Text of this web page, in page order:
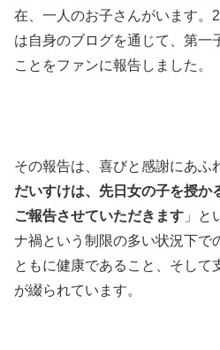
在、一人のお子さんがいます。
は自身のブログを通じて、第一
ことをファンに報告しました。
その報告は、喜びと感謝にあふ
だいすけは、先日女の子を授か
ご報告させていただきます 」と
ナ禍という制限の多い状況下で
ともに健康であること、そして
が綴られています。